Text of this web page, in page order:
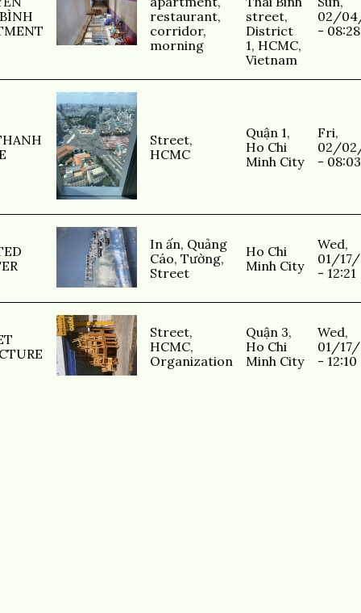
restaurant,
corridor,
morning
street,
District
1, HCMC,
Vietnam
02/
- 08:28
Street,
HCMC
Quận 1,
Ho Chi
Minh City
Fri,
02/
- 08:03
In ấn, Quảng
Cáo, Tường,
Street
Ho Chi
Minh City
Wed,
01/
- 12:21
Street,
HCMC,
Organization
Quận 3,
Ho Chi
Minh City
Wed,
01/
- 12:10